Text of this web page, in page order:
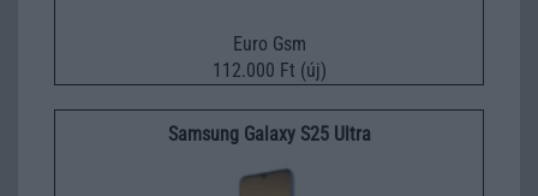
Euro Gsm
112.000 Ft (új)
Samsung Galaxy S25 Ultra